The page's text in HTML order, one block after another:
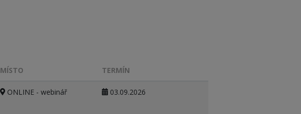
MÍSTO TERMÍN
ONLINE - webinář 03.09.2026